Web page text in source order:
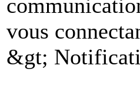
vous
&gt;